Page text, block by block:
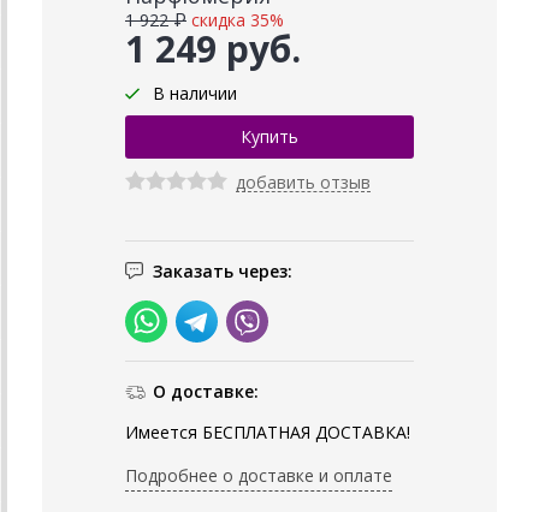
1 249 руб.
1 922 ₽ скидка 35%
В наличии
добавить отзыв
Заказать через:
О доставке:
Имеется БЕСПЛАТНАЯ ДОСТАВКА!
Подробнее о доставке и оплате